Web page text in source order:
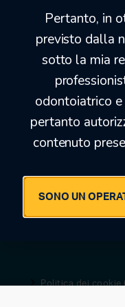
© 2021
Modifica password
Politica dei cookie
Pertanto, in
previsto dalla
sotto la mia
odontoiatrico
pertanto
contenuto
SONO UN